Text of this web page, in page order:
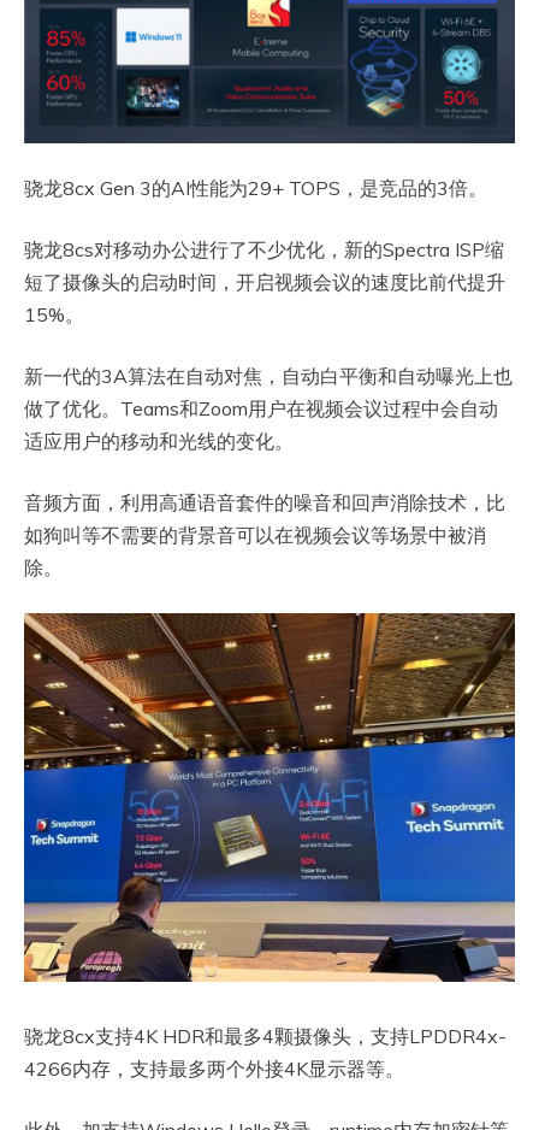
骁龙8cx Gen 3的AI性能为29+ TOPS，是竞品的3倍。
骁龙8cs对移动办公进行了不少优化，新的Spectra ISP缩
短了摄像头的启动时间，开启视频会议的速度比前代提升
15%。
新一代的3A算法在自动对焦，自动白平衡和自动曝光上也
做了优化。Teams和Zoom用户在视频会议过程中会自动
适应用户的移动和光线的变化。
音频方面，利用高通语音套件的噪音和回声消除技术，比
如狗叫等不需要的背景音可以在视频会议等场景中被消
除。
骁龙8cx支持4K HDR和最多4颗摄像头，支持LPDDR4x-
4266内存，支持最多两个外接4K显示器等。